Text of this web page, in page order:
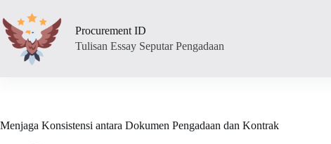
to
content
Procurement ID
Tulisan Essay Seputar Pengadaan
Menjaga Konsistensi antara Dokumen Pengadaan dan Kontrak